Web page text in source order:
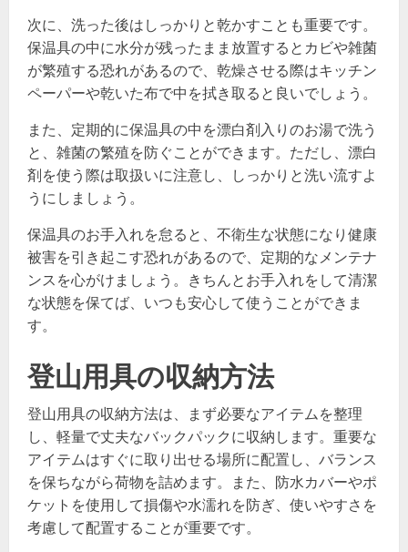
次に、洗った後はしっかりと乾かすことも重要です。
保温具の中に水分が残ったまま放置するとカビや雑菌
が繁殖する恐れがあるので、乾燥させる際はキッチン
ペーパーや乾いた布で中を拭き取ると良いでしょう。
また、定期的に保温具の中を漂白剤入りのお湯で洗う
と、雑菌の繁殖を防ぐことができます。ただし、漂白
剤を使う際は取扱いに注意し、しっかりと洗い流すよ
うにしましょう。
保温具のお手入れを怠ると、不衛生な状態になり健康
被害を引き起こす恐れがあるので、定期的なメンテナ
ンスを心がけましょう。きちんとお手入れをして清潔
な状態を保てば、いつも安心して使うことができま
す。
登山用具の収納方法
登山用具の収納方法は、まず必要なアイテムを整理
し、軽量で丈夫なバックパックに収納します。重要な
アイテムはすぐに取り出せる場所に配置し、バランス
を保ちながら荷物を詰めます。また、防水カバーやポ
ケットを使用して損傷や水濡れを防ぎ、使いやすさを
考慮して配置することが重要です。